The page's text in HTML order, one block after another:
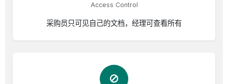
Access Control
采购员只可见自己的文档，经理可查看所有